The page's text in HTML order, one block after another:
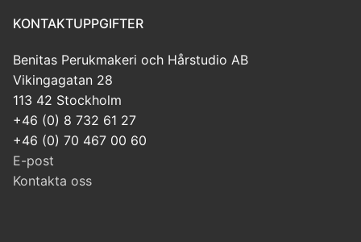
KONTAKTUPPGIFTER
Benitas Perukmakeri och Hårstudio AB
Vikingagatan 28
113 42 Stockholm
+46 (0) 8 732 61 27
+46 (0) 70 467 00 60
E-post
Kontakta oss